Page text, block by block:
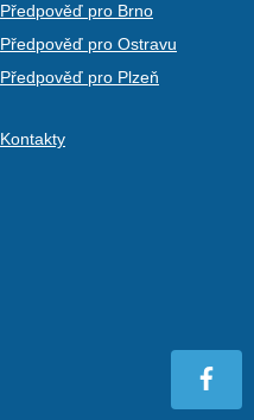
Předpověď pro Brno
Předpověď pro Ostravu
Předpověď pro Plzeň
Kontakty